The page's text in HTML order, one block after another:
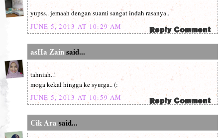
yupss.. jemaah dengan suami sangat indah rasanya..
JUNE 5, 2013 AT 10:29 AM
asHa Zainsaid...
tahniah..!
moga kekal hingga ke syurga.. (:
JUNE 5, 2013 AT 10:59 AM
Cik Ara said...